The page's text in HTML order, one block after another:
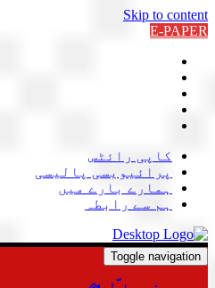
Skip to content
E-PAPER
کاپی رائٹس
پرائیویسی پالیسی
ہمارے بارے میں
ہم سے رابطہ
Toggle navigation